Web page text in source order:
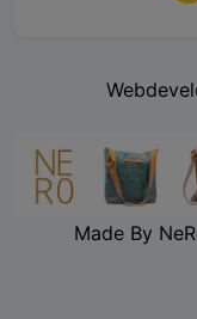
Made By